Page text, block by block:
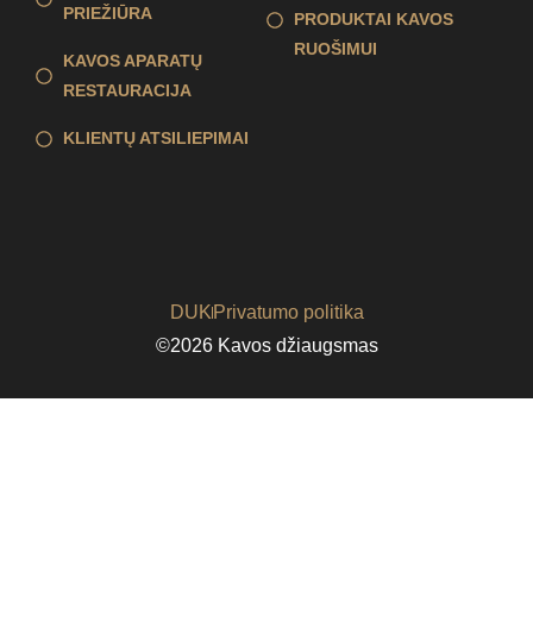
PRIEŽIŪRA
KAVOS APARATŲ
RESTAURACIJA
KLIENTŲ ATSILIEPIMAI
PRODUKTAI KAVOS
RUOŠIMUI
DUKPrivatumo politika
©2026 Kavos džiaugsmas